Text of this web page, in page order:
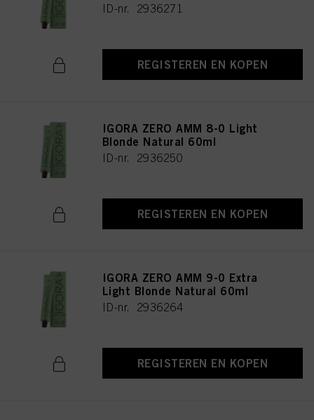
ID-nr. 2936271
REGISTEREN EN KOPEN
IGORA ZERO AMM 8-0 Light
Blonde Natural 60ml
ID-nr. 2936250
REGISTEREN EN KOPEN
IGORA ZERO AMM 9-0 Extra
Light Blonde Natural 60ml
ID-nr. 2936264
REGISTEREN EN KOPEN